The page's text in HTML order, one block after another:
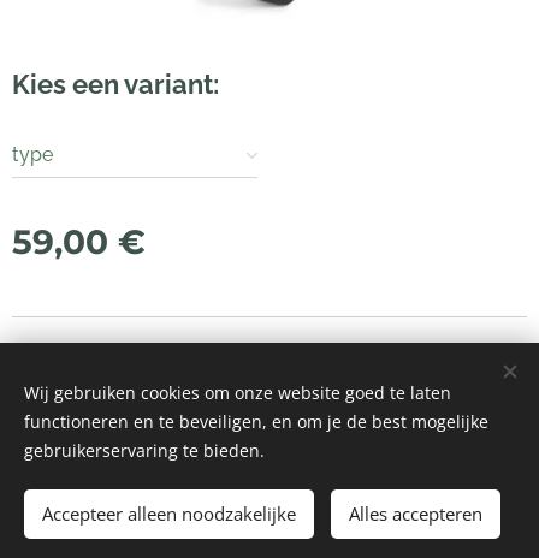
Kies een variant:
type
59,00 €
Toevoegen aan de winkelwagen
Webnode
Wij gebruiken cookies om onze website goed te laten
functioneren en te beveiligen, en om je de best mogelijke
gebruikerservaring te bieden.
Accepteer alleen noodzakelijke Alles accepteren